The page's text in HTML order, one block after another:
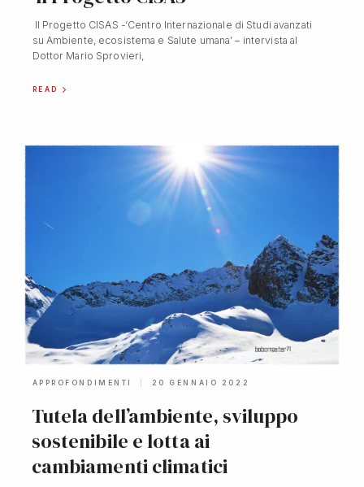
Il Progetto CISAS -‘Centro Internazionale di Studi avanzati
su Ambiente, ecosistema e Salute umana’ – intervista al
Dottor Mario Sprovieri,
READ
APPROFONDIMENTI 20 GENNAIO 2022
Tutela dell’ambiente, sviluppo
sostenibile e lotta ai
cambiamenti climatici